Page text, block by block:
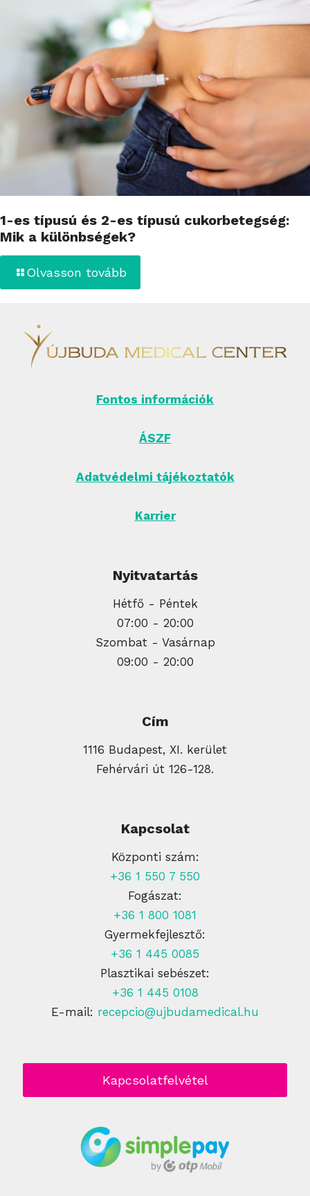
1-es típusú és 2-es típusú cukorbetegség:
Mik a különbségek?
Olvasson tovább
Fontos információk
ÁSZF
Adatvédelmi tájékoztatók
Karrier
Nyitvatartás
Hétfő - Péntek
07:00 - 20:00
Szombat - Vasárnap
09:00 - 20:00
Cím
1116 Budapest, XI. kerület
Fehérvári út 126-128.
Kapcsolat
Központi szám:
+36 1 550 7 550
Fogászat:
+36 1 800 1081
Gyermekfejlesztő:
+36 1 445 0085
Plasztikai sebészet:
+36 1 445 0108
E-mail: recepcio@ujbudamedical.hu
Kapcsolatfelvétel